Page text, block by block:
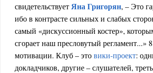
свидетельствуетЯна Григорян, – Это
ибо в контрасте сильных и слабых
самый «дискуссионный костер»,
сгорает наш пресловутый
мотивации. Клуб – этовики-проект:
докладчиков, другие – слушателей,